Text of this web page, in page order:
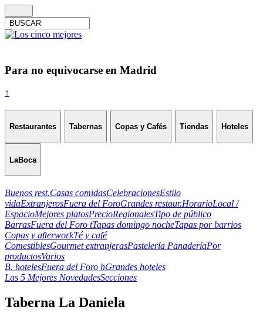
Para no equivocarse en Madrid
↑
Restaurantes Tabernas Copas y Cafés Tiendas Hoteles
LaBoca
Buenos rest.Casas comidasCelebracionesEstilo
vidaExtranjerosFuera del ForoGrandes restaur.HorarioLocal /
EspacioMejores platosPrecioRegionalesTipo de público
BarrasFuera del Foro tTapas domingo nocheTapas por barrios
Copas y afterworkTé y café
ComestiblesGourmet extranjerasPastelería PanaderíaPor
productosVarios
B. hotelesFuera del Foro hGrandes hoteles
Las 5 Mejores NovedadesSecciones
Taberna La Daniela